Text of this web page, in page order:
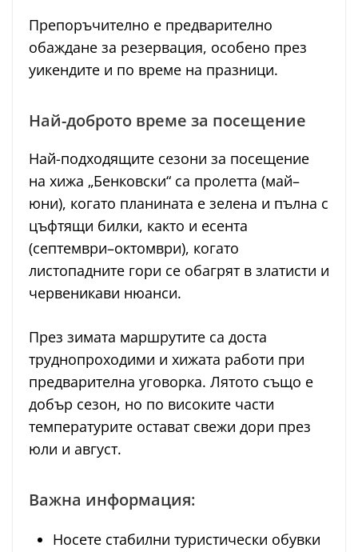
Препоръчително е предварително
обаждане за резервация, особено през
уикендите и по време на празници.
Най-доброто време за посещение
Най-подходящите сезони за посещение
на хижа „Бенковски“ са пролетта (май–
юни), когато планината е зелена и пълна с
цъфтящи билки, както и есента
(септември–октомври), когато
листопадните гори се обагрят в златисти и
червеникави нюанси.
През зимата маршрутите са доста
труднопроходими и хижата работи при
предварителна уговорка. Лятото също е
добър сезон, но по високите части
температурите остават свежи дори през
юли и август.
Важна информация:
Носете стабилни туристически обувки